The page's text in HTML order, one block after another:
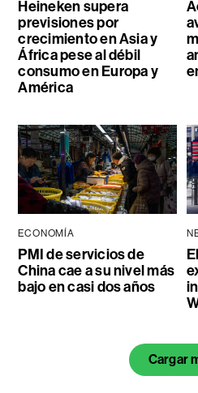
Heineken supera
previsiones por
crecimiento en Asia y
África pese al débil
consumo en Europa y
América
ECONOMÍA
PMI de servicios de
China cae a su nivel más
bajo en casi dos años
Cargar